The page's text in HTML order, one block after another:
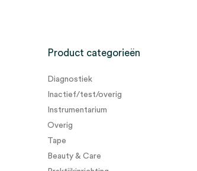
Product categorieën
Diagnostiek
Inactief/test/overig
Instrumentarium
Overig
Tape
Beauty & Care